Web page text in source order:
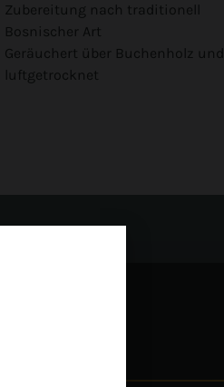
Zubereitung nach traditionell
Bosnischer Art
Geräuchert über Buchenholz und
luftgetrocknet